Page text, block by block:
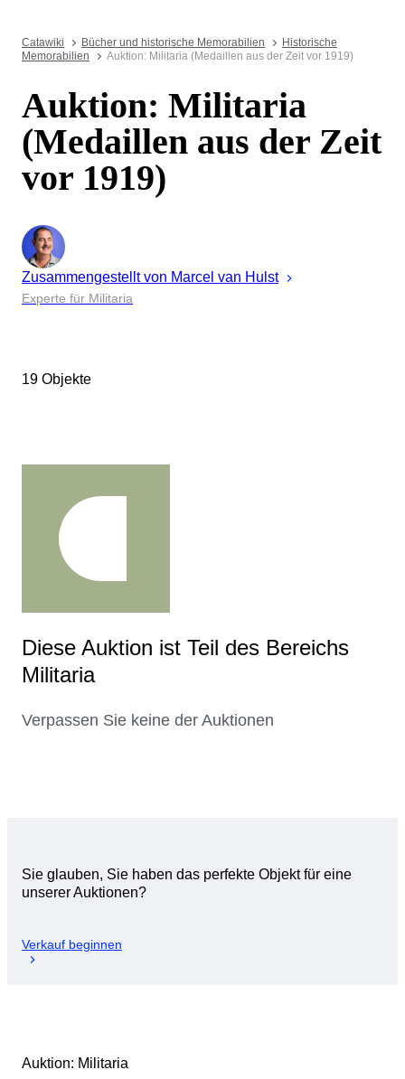
Catawiki Bücher und historische Memorabilien
Historische
Memorabilien
Auktion: Militaria (Medaillen aus der Zeit vor 1919)
Auktion: Militaria
(Medaillen aus der Zeit
vor 1919)
Zusammengestellt von Marcel van Hulst
Experte für Militaria
19 Objekte
Diese Auktion ist Teil des Bereichs
Militaria
Verpassen Sie keine der Auktionen
Sie glauben, Sie haben das perfekte Objekt für eine
unserer Auktionen?
Verkauf beginnen
Auktion: Militaria